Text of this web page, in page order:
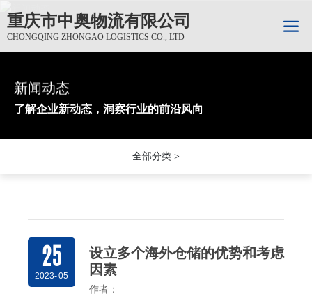
重庆市中奥物流有限公司
CHONGQING ZHONGAO LOGISTICS CO., LTD
新闻动态
了解企业新动态，洞察行业的前沿风向
新闻动态
了解企业新动态，洞察行业的前沿风向
新闻动态
了解企业新动态，洞察行业的前沿风向
全部分类 >
25
2023-05
设立多个海外仓储的优势和考虑
因素
作者：